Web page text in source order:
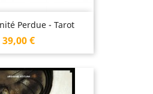
Perdue - Tarot
Prix
39,00 €